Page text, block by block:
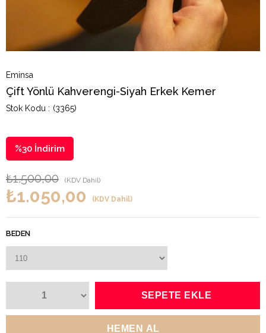
Eminsa
Çift Yönlü Kahverengi-Siyah Erkek Kemer
(3365)
%30 İndirim
₺1.500,00 (KDV Dahil)
₺1.050,00 (KDV Dahil)
BEDEN